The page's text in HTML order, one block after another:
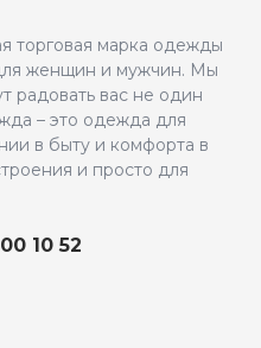
торговая марка одежды
женщин и мужчин. Мы
радовать вас не один
– это одежда для
в быту и комфорта в
и просто для
10 52